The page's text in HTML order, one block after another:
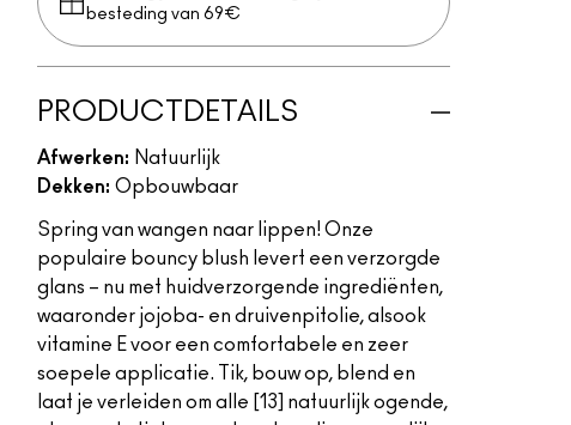
besteding van 69€
PRODUCTDETAILS
Afwerken: Natuurlijk
Dekken: Opbouwbaar
Spring van wangen naar lippen! Onze
populaire bouncy blush levert een verzorgde
glans – nu met huidverzorgende ingrediënten,
waaronder jojoba- en druivenpitolie, alsook
vitamine E voor een comfortabele en zeer
soepele applicatie. Tik, bouw op, blend en
laat je verleiden om alle [13] natuurlijk ogende,